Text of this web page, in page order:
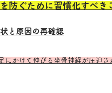
防ぐために習慣化すべき
と原因の再確認
にかけて伸びる坐骨神経が圧迫